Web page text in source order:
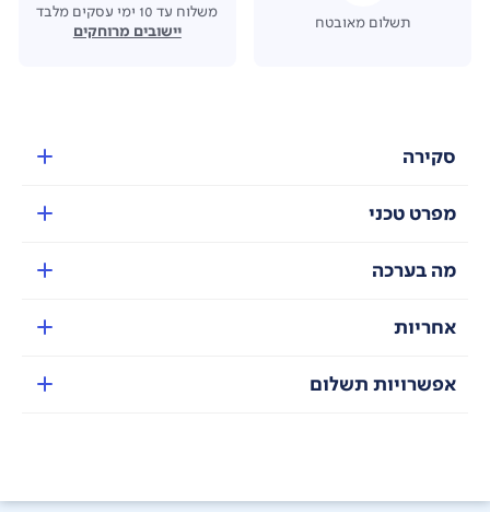
תשלום מאובטח
משלוח עד 10 ימי עסקים מלבד
יישובים מרוחקים
סקירה
מפרט טכני
מה בערכה
אחריות
אפשרויות תשלום